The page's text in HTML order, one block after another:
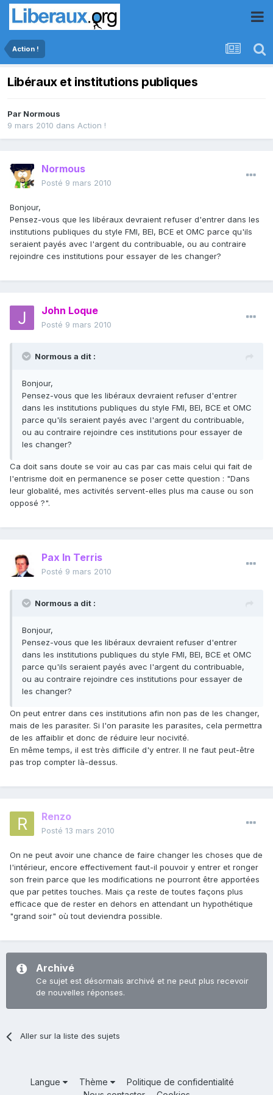
Action !
Libéraux et institutions publiques
Par Normous
9 mars 2010 dans Action !
Normous
Posté 9 mars 2010
Bonjour,
Pensez-vous que les libéraux devraient refuser d'entrer dans les
institutions publiques du style FMI, BEI, BCE et OMC parce qu'ils
seraient payés avec l'argent du contribuable, ou au contraire
rejoindre ces institutions pour essayer de les changer?
John Loque
Posté 9 mars 2010
Normous a dit :
Bonjour,
Pensez-vous que les libéraux devraient refuser d'entrer
dans les institutions publiques du style FMI, BEI, BCE et OMC
parce qu'ils seraient payés avec l'argent du contribuable,
ou au contraire rejoindre ces institutions pour essayer de
les changer?
Ca doit sans doute se voir au cas par cas mais celui qui fait de
l'entrisme doit en permanence se poser cette question : "Dans
leur globalité, mes activités servent-elles plus ma cause ou son
opposé ?".
Pax In Terris
Posté 9 mars 2010
Normous a dit :
Bonjour,
Pensez-vous que les libéraux devraient refuser d'entrer
dans les institutions publiques du style FMI, BEI, BCE et OMC
parce qu'ils seraient payés avec l'argent du contribuable,
ou au contraire rejoindre ces institutions pour essayer de
les changer?
On peut entrer dans ces institutions afin non pas de les changer,
mais de les parasiter. Si l'on parasite les parasites, cela permettra
de les affaiblir et donc de réduire leur nocivité.
En même temps, il est très difficile d'y entrer. Il ne faut peut-être
pas trop compter là-dessus.
Renzo
Posté 13 mars 2010
On ne peut avoir une chance de faire changer les choses que de
l'intérieur, encore effectivement faut-il pouvoir y entrer et ronger
son frein parce que les modifications ne pourront être apportées
que par petites touches. Mais ça reste de toutes façons plus
efficace que de rester en dehors en attendant un hypothétique
"grand soir" où tout deviendra possible.
Archivé
Ce sujet est désormais archivé et ne peut plus recevoir
de nouvelles réponses.
Aller sur la liste des sujets
Langue Thème
Politique de confidentialité